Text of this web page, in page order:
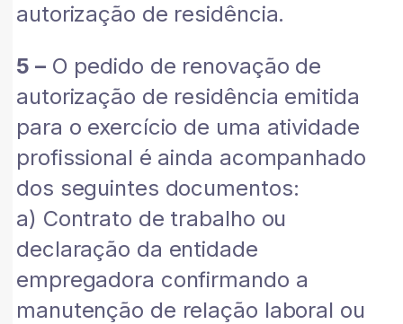
autorização de residência.
5 –O pedido de renovação de
autorização de residência emitida
para o exercício de uma atividade
profissional é ainda acompanhado
dos seguintes documentos:
a) Contrato de trabalho ou
declaração da entidade
empregadora confirmando a
manutenção de relação laboral ou